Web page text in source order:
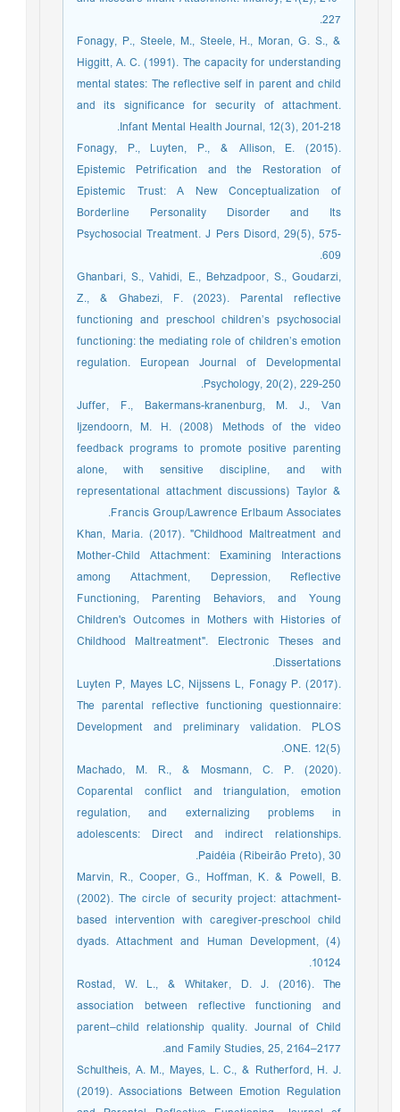
227.
Fonagy, P., Steele, M., Steele, H., Moran, G. S., &
Higgitt, A. C. (1991). The capacity for understanding
mental states: The reflective self in parent and child
and its significance for security of attachment.
Infant Mental Health Journal, 12(3), 201-218.
Fonagy, P., Luyten, P., & Allison, E. (2015).
Epistemic Petrification and the Restoration of
Epistemic Trust: A New Conceptualization of
Borderline Personality Disorder and Its
Psychosocial Treatment. J Pers Disord, 29(5), 575-
609.
Ghanbari, S., Vahidi, E., Behzadpoor, S., Goudarzi,
Z., & Ghabezi, F. (2023). Parental reflective
functioning and preschool children’s psychosocial
functioning: the mediating role of children’s emotion
regulation. European Journal of Developmental
Psychology, 20(2), 229-250.
Juffer, F., Bakermans-kranenburg, M. J., Van
Ijzendoorn, M. H. (2008) Methods of the video
feedback programs to promote positive parenting
alone, with sensitive discipline, and with
representational attachment discussions) Taylor &
Francis Group/Lawrence Erlbaum Associates.
Khan, Maria. (2017). "Childhood Maltreatment and
Mother-Child Attachment: Examining Interactions
among Attachment, Depression, Reflective
Functioning, Parenting Behaviors, and Young
Children's Outcomes in Mothers with Histories of
Childhood Maltreatment". Electronic Theses and
Dissertations.
Luyten P, Mayes LC, Nijssens L, Fonagy P. (2017).
The parental reflective functioning questionnaire:
Development and preliminary validation. PLOS
ONE. 12(5).
Machado, M. R., & Mosmann, C. P. (2020).
Coparental conflict and triangulation, emotion
regulation, and externalizing problems in
adolescents: Direct and indirect relationships.
Paidéia (Ribeirão Preto), 30.
Marvin, R., Cooper, G., Hoffman, K. & Powell, B.
(2002). The circle of security project: attachment-
based intervention with caregiver-preschool child
dyads. Attachment and Human Development, (4)
10124.
Rostad, W. L., & Whitaker, D. J. (2016). The
association between reflective functioning and
parent–child relationship quality. Journal of Child
and Family Studies, 25, 2164–2177.
Schultheis, A. M., Mayes, L. C., & Rutherford, H. J.
(2019). Associations Between Emotion Regulation